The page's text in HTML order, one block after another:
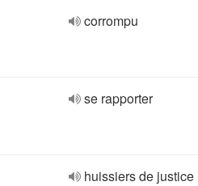
corrompu
se rapporter
huissiers de justice